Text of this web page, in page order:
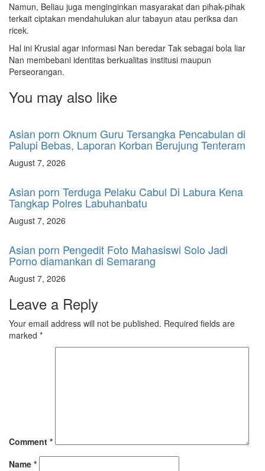
Namun, Beliau juga menginginkan masyarakat dan pihak-pihak
terkait ciptakan mendahulukan alur tabayun atau periksa dan
ricek.
Hal ini Krusial agar informasi Nan beredar Tak sebagai bola liar
Nan membebani identitas berkualitas institusi maupun
Perseorangan.
You may also like
Asian porn Oknum Guru Tersangka Pencabulan di
Palupi Bebas, Laporan Korban Berujung Tenteram
August 7, 2026
Asian porn Terduga Pelaku Cabul Di Labura Kena
Tangkap Polres Labuhanbatu
August 7, 2026
Asian porn Pengedit Foto Mahasiswi Solo Jadi
Porno diamankan di Semarang
August 7, 2026
Leave a Reply
Your email address will not be published. Required fields are
marked *
Comment *
Name *